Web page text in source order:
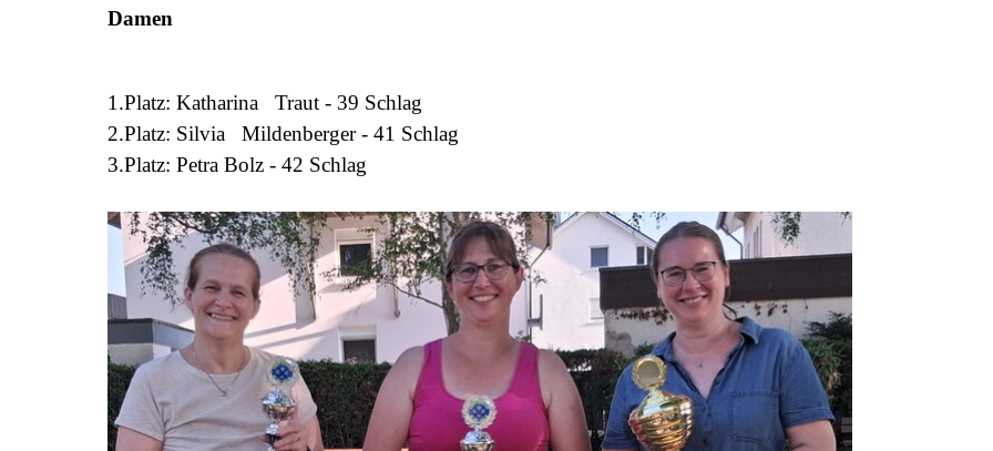
Damen
1.Platz: Katharina Traut - 39 Schlag
2.Platz: Silvia Mildenberger - 41 Schlag
3.Platz: Petra Bolz - 42 Schlag